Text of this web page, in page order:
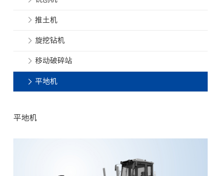
推土机
旋挖钻机
移动破碎站
平地机
平地机